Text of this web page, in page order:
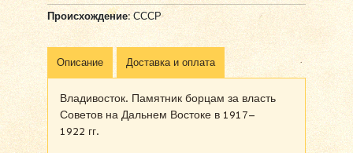
Происхождение:СССР
Описание Доставка и оплата
Владивосток. Памятник борцам за власть
Советов на Дальнем Востоке в 1917–
1922 гг.